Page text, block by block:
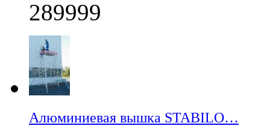
289999
Алюминиевая вышка STABILO…